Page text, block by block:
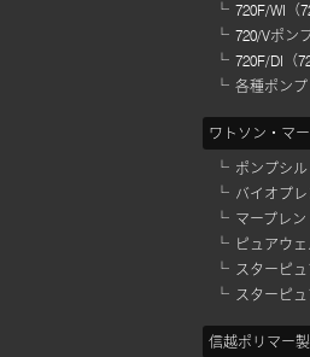
720F/WI（
720/Vポン
720F/DI（
各種ポンプ
ワトソン・マ
ポンプシル
バイオプレ
マープレン
ピュアウ
スターピュ
スターピュ
信越ポリマー